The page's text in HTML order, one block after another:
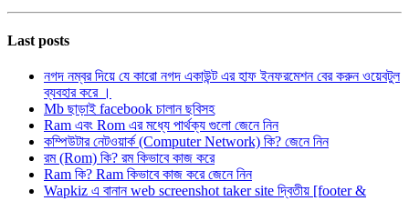
Last posts
নগদ নম্বর দিয়ে যে কারো নগদ একাউন্ট এর হাফ ইনফরমেশন বের করুন ওয়েবটুল
ব্যবহার করে ।
Mb ছাড়াই facebook চালান ছবিসহ
Ram এবং Rom এর মধ্যে পার্থক্য গুলো জেনে নিন
কম্পিউটার নেটওয়ার্ক (Computer Network) কি? জেনে নিন
রম (Rom) কি? রম কিভাবে কাজ করে
Ram কি? Ram কিভাবে কাজ করে জেনে নিন
Wapkiz এ বানান web screenshot taker site দ্বিতীয় [footer &